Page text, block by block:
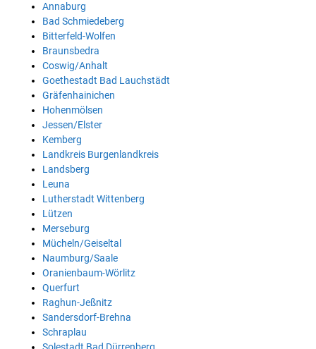
Annaburg
Bad Schmiedeberg
Bitterfeld-Wolfen
Braunsbedra
Coswig/Anhalt
Goethestadt Bad Lauchstädt
Gräfenhainichen
Hohenmölsen
Jessen/Elster
Kemberg
Landkreis Burgenlandkreis
Landsberg
Leuna
Lutherstadt Wittenberg
Lützen
Merseburg
Mücheln/Geiseltal
Naumburg/Saale
Oranienbaum-Wörlitz
Querfurt
Raghun-Jeßnitz
Sandersdorf-Brehna
Schraplau